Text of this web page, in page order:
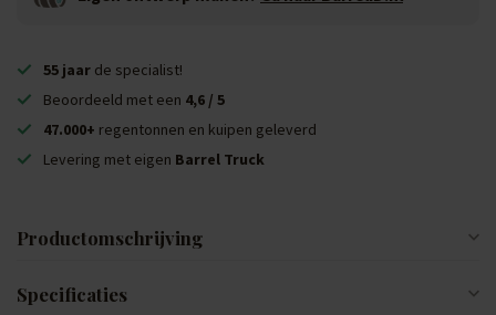
55 jaar de specialist!
Beoordeeld met een 4,6 / 5
47.000+ regentonnen en kuipen geleverd
Levering met eigen Barrel Truck
Productomschrijving
Specificaties